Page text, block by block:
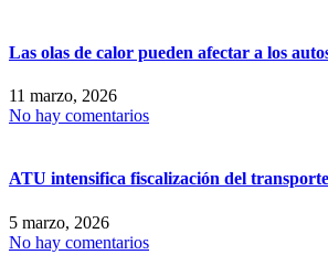
Las olas de calor pueden afectar a los
11 marzo, 2026
No hay comentarios
ATU intensifica fiscalización del
5 marzo, 2026
No hay comentarios